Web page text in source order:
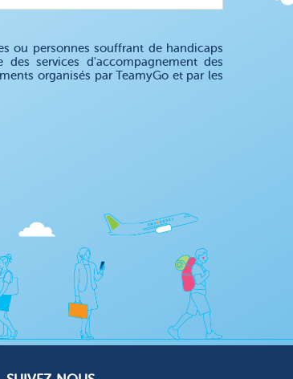
ou personnes souffrant de handicaps
services d'accompagnement des
organisés par TeamyGo et par les